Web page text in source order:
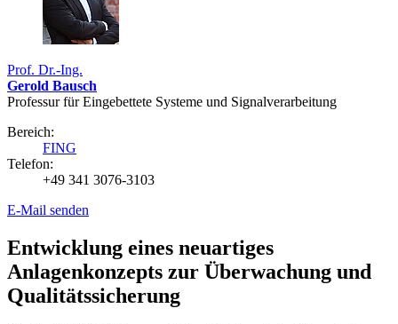
Prof. Dr.-Ing.
Gerold Bausch
Professur für Eingebettete Systeme und Signalverarbeitung
Bereich:
FING
Telefon:
+49 341 3076-3103
E-Mail senden
Entwicklung eines neuartiges
Anlagenkonzepts zur Überwachung und
Qualitätssicherung